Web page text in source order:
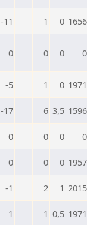
-11 1 0 1656
0 0 0 0
-5 1 0 1971
-17 6 3,5 1596
0 0 0 0
0 0 0 1957
-1 2 1 2015
1 1 0,5 1971